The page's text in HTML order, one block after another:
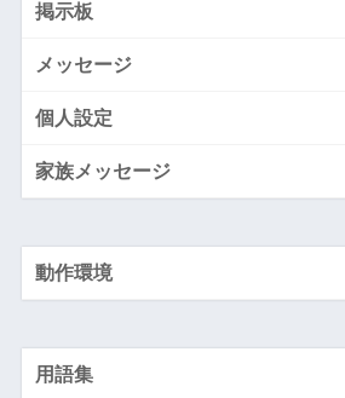
掲示板
メッセージ
個人設定
家族メッセージ
動作環境
用語集